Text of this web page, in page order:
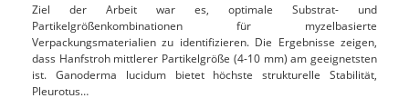
Ziel der Arbeit war es, optimale Substrat- und
Partikelgrößenkombinationen für myzelbasierte
Verpackungsmaterialien zu identifizieren. Die Ergebnisse zeigen,
dass Hanfstroh mittlerer Partikelgröße (4-10 mm) am geeignetsten
ist. Ganoderma lucidum bietet höchste strukturelle Stabilität,
Pleurotus…